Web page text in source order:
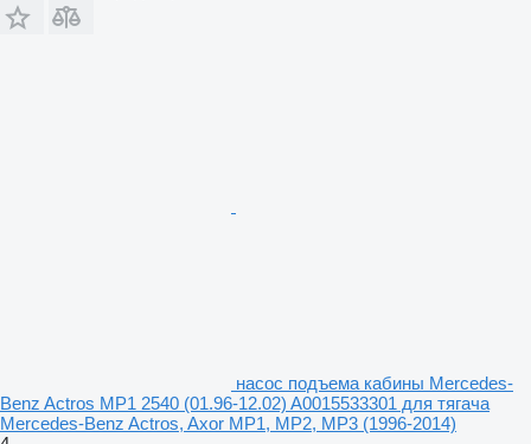
насос подъема кабины Mercedes-
Benz Actros MP1 2540 (01.96-12.02) A0015533301 для тягача
Mercedes-Benz Actros, Axor MP1, MP2, MP3 (1996-2014)